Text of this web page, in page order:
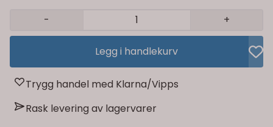
- +
Legg i handlekurv
Trygg handel med Klarna/Vipps
Rask levering av lagervarer